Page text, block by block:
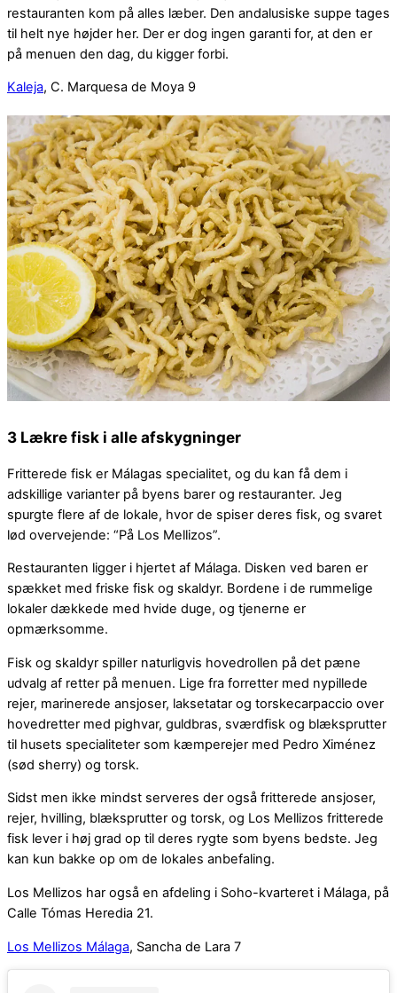
restauranten kom på alles læber. Den andalusiske suppe tages
til helt nye højder her. Der er dog ingen garanti for, at den er
på menuen den dag, du kigger forbi.
Kaleja, C. Marquesa de Moya 9
3 Lækre fisk i alle afskygninger
Fritterede fisk er Málagas specialitet, og du kan få dem i
adskillige varianter på byens barer og restauranter. Jeg
spurgte flere af de lokale, hvor de spiser deres fisk, og svaret
lød overvejende: “På Los Mellizos”.
Restauranten ligger i hjertet af Málaga. Disken ved baren er
spækket med friske fisk og skaldyr. Bordene i de rummelige
lokaler dækkede med hvide duge, og tjenerne er
opmærksomme.
Fisk og skaldyr spiller naturligvis hovedrollen på det pæne
udvalg af retter på menuen. Lige fra forretter med nypillede
rejer, marinerede ansjoser, laksetatar og torskecarpaccio over
hovedretter med pighvar, guldbras, sværdfisk og blæksprutter
til husets specialiteter som kæmperejer med Pedro Ximénez
(sød sherry) og torsk.
Sidst men ikke mindst serveres der også fritterede ansjoser,
rejer, hvilling, blæksprutter og torsk, og Los Mellizos fritterede
fisk lever i høj grad op til deres rygte som byens bedste. Jeg
kan kun bakke op om de lokales anbefaling.
Los Mellizos har også en afdeling i Soho-kvarteret i Málaga, på
Calle Tómas Heredia 21.
Los Mellizos Málaga, Sancha de Lara 7